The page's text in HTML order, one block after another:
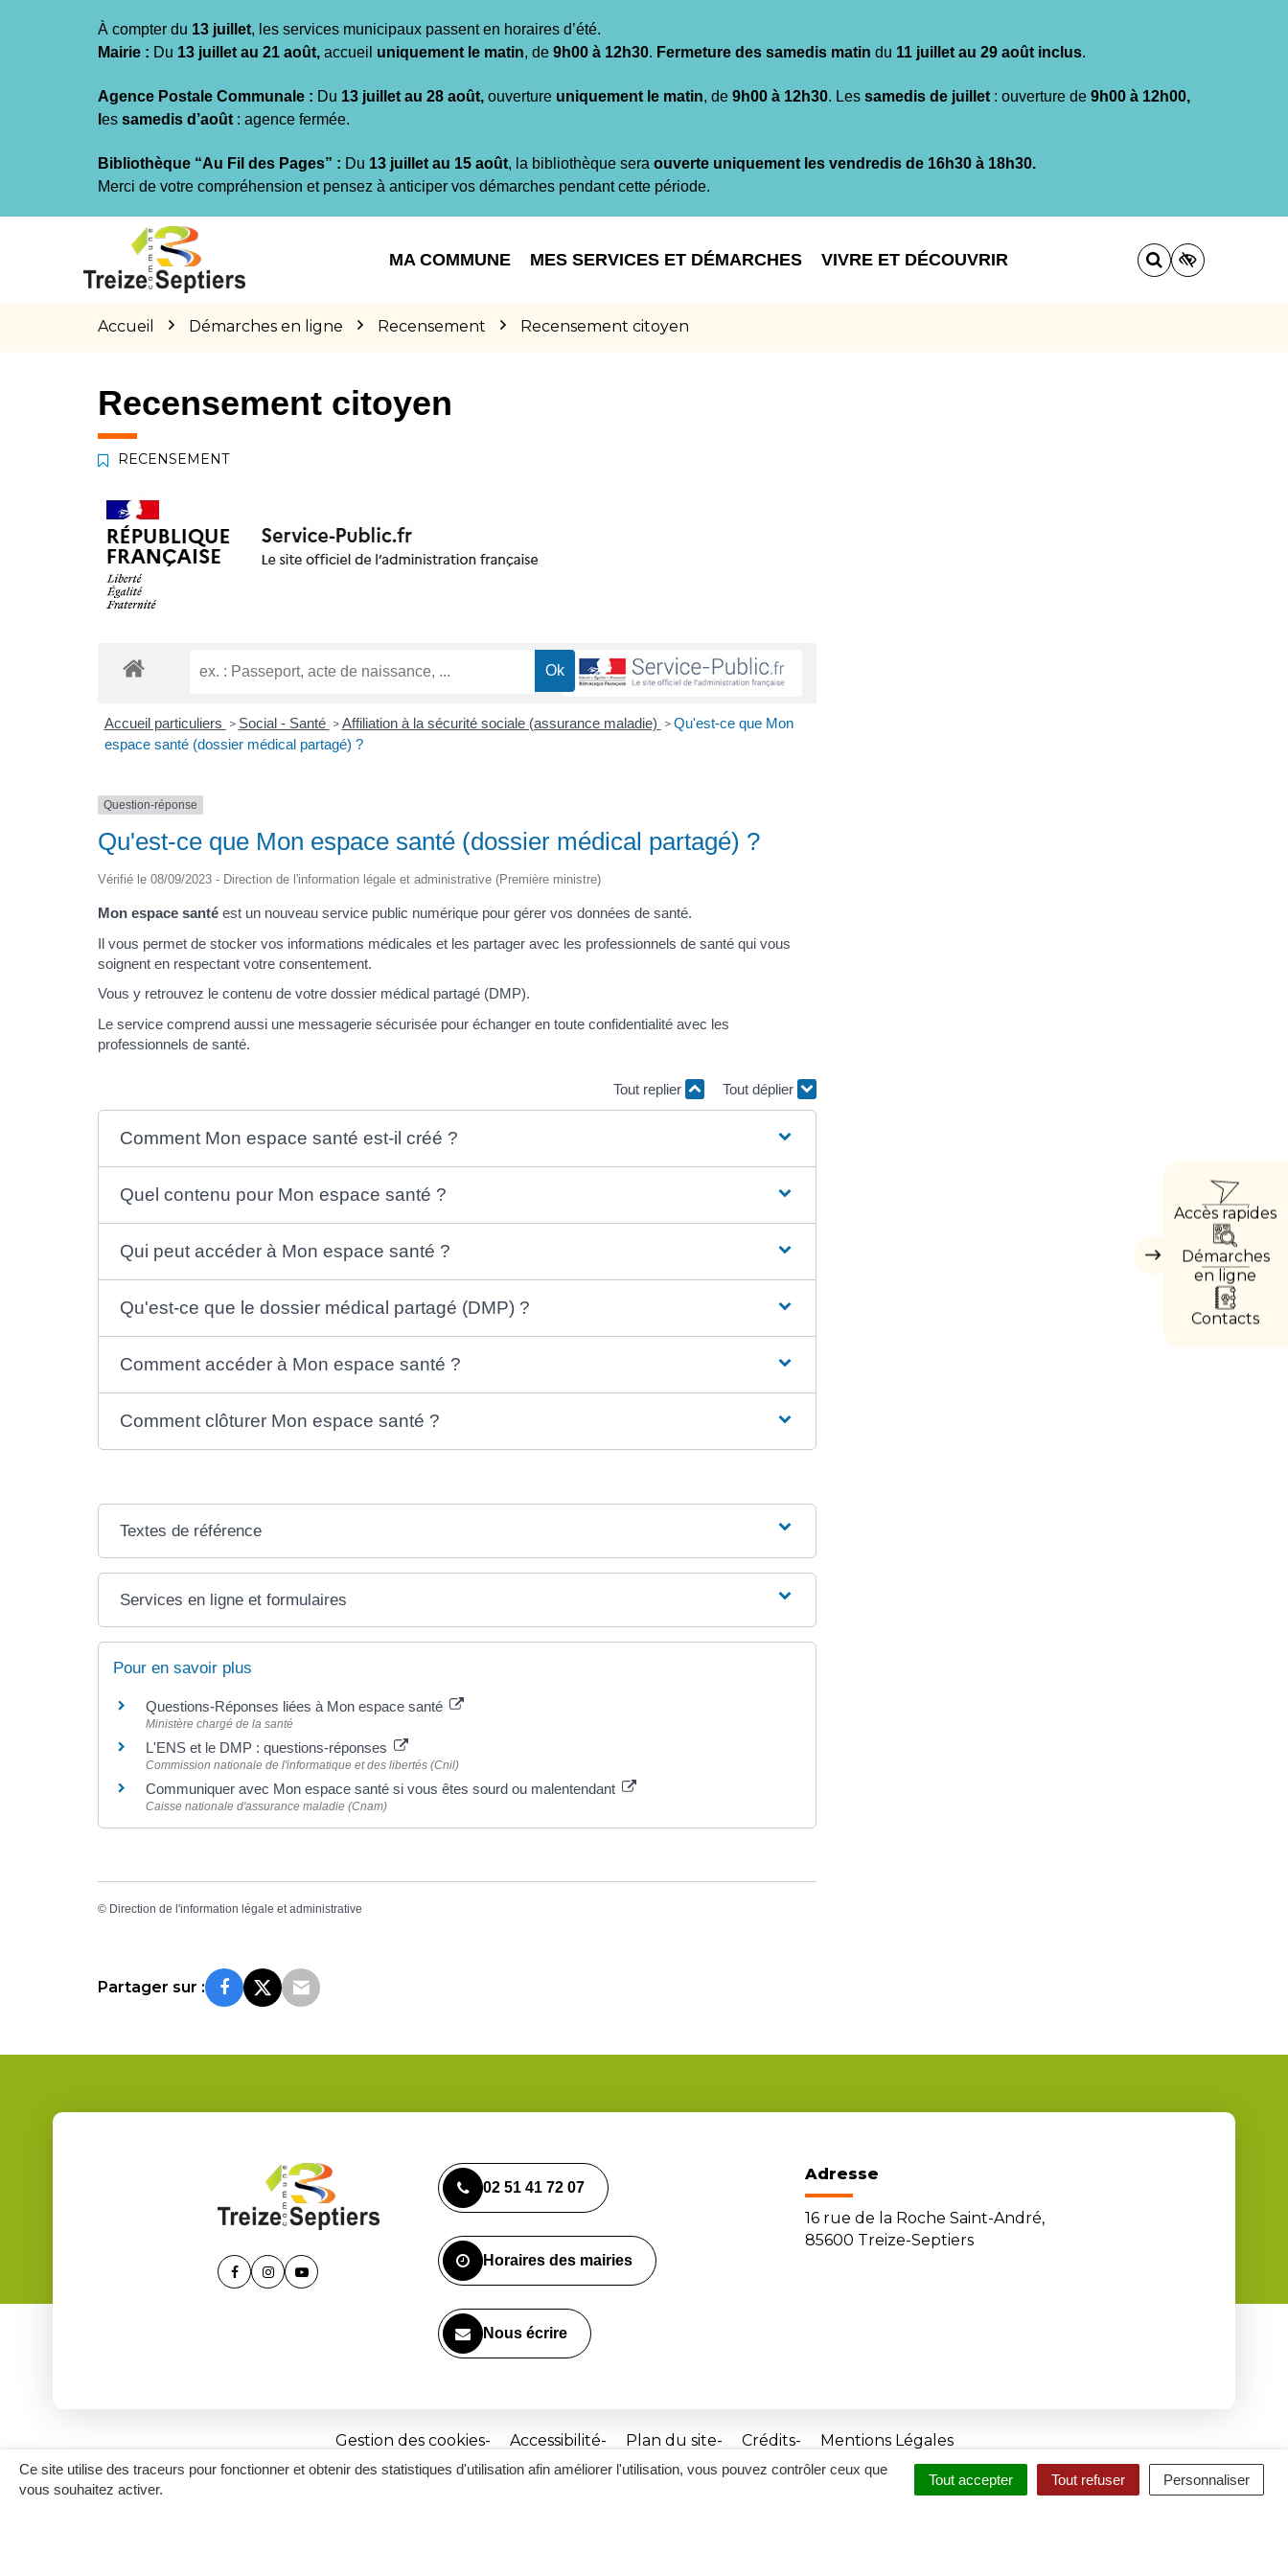
Ce site utilise des traceurs pour fonctionner et obtenir des statistiques d'utilisation afin améliorer l'utilisation, vous pouvez contrôler ceux que
vous souhaitez activer.
Tout accepter Tout refuser Personnaliser
À compter du 13 juillet, les services municipaux passent en horaires d’été.
Mairie : Du 13 juillet au 21 août, accueil uniquement le matin, de 9h00 à 12h30. Fermeture des samedis matin du 11 juillet au 29 août inclus.
Agence Postale Communale : Du 13 juillet au 28 août, ouverture uniquement le matin, de 9h00 à 12h30. Les samedis de juillet : ouverture de 9h00 à 12h00,
es samedis d’août : agence fermée.
Bibliothèque “Au Fil des Pages” : Du 13 juillet au 15 août, la bibliothèque sera ouverte uniquement les vendredis de 16h30 à 18h30.
Merci de votre compréhension et pensez à anticiper vos démarches pendant cette période.
MA COMMUNE MES SERVICES ET DÉMARCHES VIVRE ET DÉCOUVRIR
Accueil Démarches en ligne Recensement Recensement citoyen
Masquer
Accès rapides
Démarches
en ligne
Contacts
Recensement citoyen
RECENSEMENT
Accueil particuliers > Social - Santé > Affiliation à la sécurité sociale (assurance maladie) > Qu'est-ce que Mon
espace santé (dossier médical partagé) ?
Question-réponse
Qu'est-ce que Mon espace santé (dossier médical partagé) ?
Vérifié le 08/09/2023 - Direction de l'information légale et administrative (Première ministre)
Mon espace santé est un nouveau service public numérique pour gérer vos données de santé.
Il vous permet de stocker vos informations médicales et les partager avec les professionnels de santé qui vous
soignent en respectant votre consentement.
Vous y retrouvez le contenu de votre dossier médical partagé (DMP).
Le service comprend aussi une messagerie sécurisée pour échanger en toute confidentialité avec les
professionnels de santé.
Tout replier Tout déplier
Comment Mon espace santé est-il créé ?
Quel contenu pour Mon espace santé ?
Qui peut accéder à Mon espace santé ?
Qu'est-ce que le dossier médical partagé (DMP) ?
Comment accéder à Mon espace santé ?
Comment clôturer Mon espace santé ?
Textes de référence
Services en ligne et formulaires
Pour en savoir plus
Questions-Réponses liées à Mon espace santé
Ministère chargé de la santé
L'ENS et le DMP : questions-réponses
Commission nationale de l'informatique et des libertés (Cnil)
Communiquer avec Mon espace santé si vous êtes sourd ou malentendant
Caisse nationale d'assurance maladie (Cnam)
© Direction de l'information légale et administrative
Partager sur :
Lien Lien Lien
02 51 41 72 07
Horaires des mairies
Nous écrire
Adresse
16 rue de la Roche Saint-André,
85600 Treize-Septiers
Gestion des cookies Accessibilité Plan du site Crédits Mentions Légales